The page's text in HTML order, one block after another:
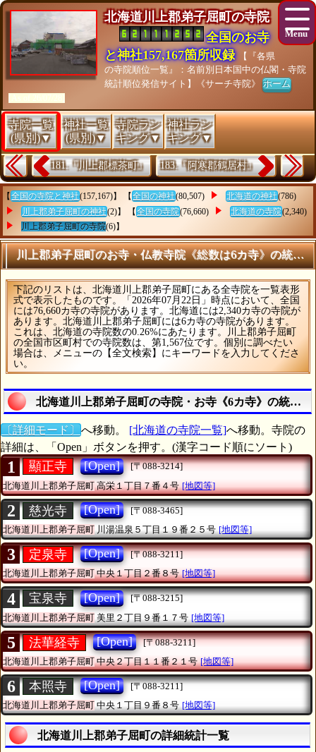
北海道川上郡弟子屈町の寺院
全国のお寺
と神社157,167箇所収録
【『各県
の寺院順位一覧』：名前別日本国中の仏閣・寺院
統計順位発信サイト】《サーチ寺院》ホーム
[As of 26/07/28]
寺院一覧
(県別)▼
神社一覧
(県別)▼
寺院ラン
キング▼
神社ラン
キング▼
181.『川上郡標茶町』 183.『阿寒郡鶴居村』
【 全国の寺院と神社(157,167)】 【 全国の神社(80,507) 北海道の神社(786)
川上郡弟子屈町の神社(2)】 【 全国の寺院(76,660) 北海道の寺院(2,340)
川上郡弟子屈町の寺院(6)】
川上郡弟子屈町のお寺・仏教寺院《総数は6カ寺》の統計
下記のリストは、北海道川上郡弟子屈町にある全寺院を一覧表形
式で表示したものです。「2026年07月22日」時点において、全国
には76,660カ寺の寺院があります。北海道には2,340カ寺の寺院が
あります。北海道川上郡弟子屈町には6カ寺の寺院があります。
これは、北海道の寺院数の0.26%にあたります。川上郡弟子屈町
の全国市区町村での寺院数は、第1,567位です。個別に調べたい
場合は、メニューの【全文検索】にキーワードを入力してくださ
い。
北海道川上郡弟子屈町の寺院・お寺《6カ寺》の統計調
〔詳細モード〕 へ移動。 [北海道の寺院一覧]へ移動。寺院の
詳細は、「Open」ボタンを押す。(漢字コード順にソート)
1 顯正寺 [Open]
[〒088-3214]
北海道川上郡弟子屈町高栄１丁目７番４号 [地図等]
2 慈光寺 [Open]
[〒088-3465]
北海道川上郡弟子屈町川湯温泉５丁目１９番２５号 [地図等]
3 定泉寺 [Open]
[〒088-3211]
北海道川上郡弟子屈町中央１丁目２番８号 [地図等]
4 宝泉寺 [Open]
[〒088-3215]
北海道川上郡弟子屈町 美里２丁目９番１７号 [地図等]
5 法華経寺 [Open]
[〒088-3211]
北海道川上郡弟子屈町中央２丁目１１番２１号 [地図等]
6 本照寺 [Open]
[〒088-3211]
北海道川上郡弟子屈町中央１丁目９番８号 [地図等]
北海道川上郡弟子屈町の詳細統計一覧